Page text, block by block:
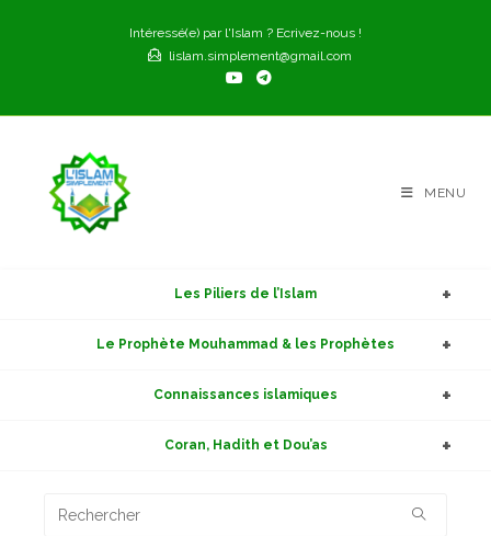
Intéressé(e) par l'Islam ? Ecrivez-nous !
lislam.simplement@gmail.com
MENU
Les Piliers de l’Islam
Le Prophète Mouhammad & les Prophètes
Connaissances islamiques
Coran, Hadith et Dou’as